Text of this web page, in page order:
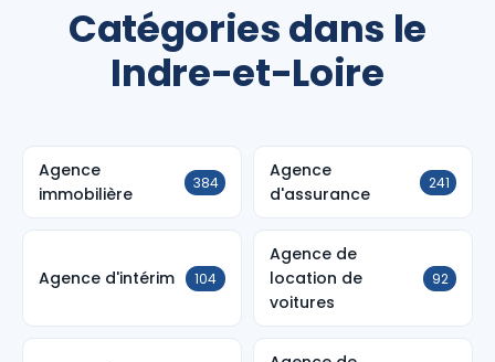
Catégories dans le
Indre-et-Loire
Agence
immobilière
384
Agence
d'assurance
241
Agence d'intérim 104
Agence de
location de
voitures
92